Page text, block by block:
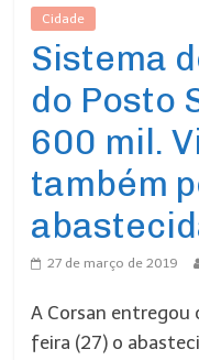
Cidade
Sistema
do Posto
600 mil.
também
27 de março de 2019
A Corsan
feira (27) o